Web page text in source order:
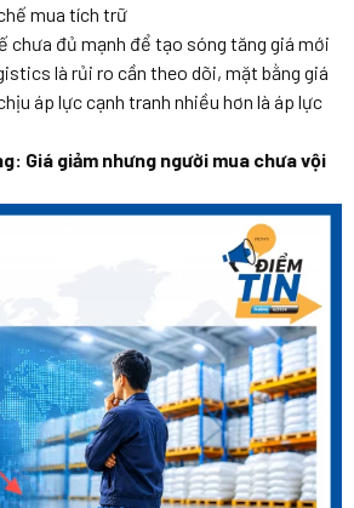
mua tích trữ
chưa đủ mạnh để tạo sóng tăng giá mới
là rủi ro cần theo dõi, mặt bằng giá
áp lực cạnh tranh nhiều hơn là áp lực
Giá giảm nhưng người mua chưa vội